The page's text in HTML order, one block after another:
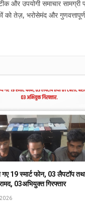
और उपयोगी समाचार
को तेज़, भरोसेमंद और
गए 19 स्मार्ट फोन, 03 लैपटॉप
03अभियुक्त गिरफ्तार